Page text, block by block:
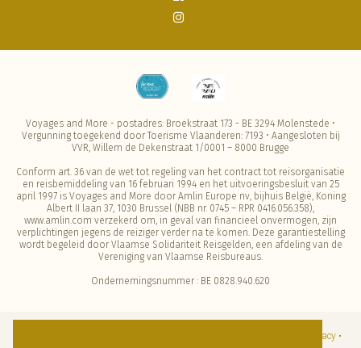
Voyages and More - postadres: Broekstraat 173 - BE 3294 Molenstede •
Vergunning toegekend door Toerisme Vlaanderen: 7193 • Aangesloten bij
VVR, Willem de Dekenstraat 1/0001 – 8000 Brugge
Conform art. 36 van de wet tot regeling van het contract tot reisorganisatie
en reisbemiddeling van 16 februari 1994 en het uitvoeringsbesluit van 25
april 1997 is Voyages and More door Amlin Europe nv, bijhuis België, Koning
Albert II laan 37, 1030 Brussel (NBB nr. 0745 – RPR 0416.056.358),
www.amlin.com verzekerd om, in geval van financieel onvermogen, zijn
verplichtingen jegens de reiziger verder na te komen. Deze garantiestelling
wordt begeleid door Vlaamse Solidariteit Reisgelden, een afdeling van de
Vereniging van Vlaamse Reisbureaus.
Ondernemingsnummer : BE 0828.940.620
Privacy •